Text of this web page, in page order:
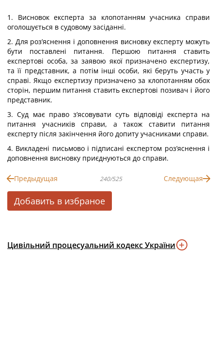
1. Висновок експерта за клопотанням учасника справи
оголошується в судовому засіданні.
2. Для роз’яснення і доповнення висновку експерту можуть
бути поставлені питання. Першою питання ставить
експертові особа, за заявою якої призначено експертизу,
та її представник, а потім інші особи, які беруть участь у
справі. Якщо експертизу призначено за клопотанням обох
сторін, першим питання ставить експертові позивач і його
представник.
3. Суд має право з’ясовувати суть відповіді експерта на
питання учасників справи, а також ставити питання
експерту після закінчення його допиту учасниками справи.
4. Викладені письмово і підписані експертом роз’яснення і
доповнення висновку приєднуються до справи.
Предыдущая 240/525 Следующая
Добавить в избраное
Цивільний процесуальний кодекс України